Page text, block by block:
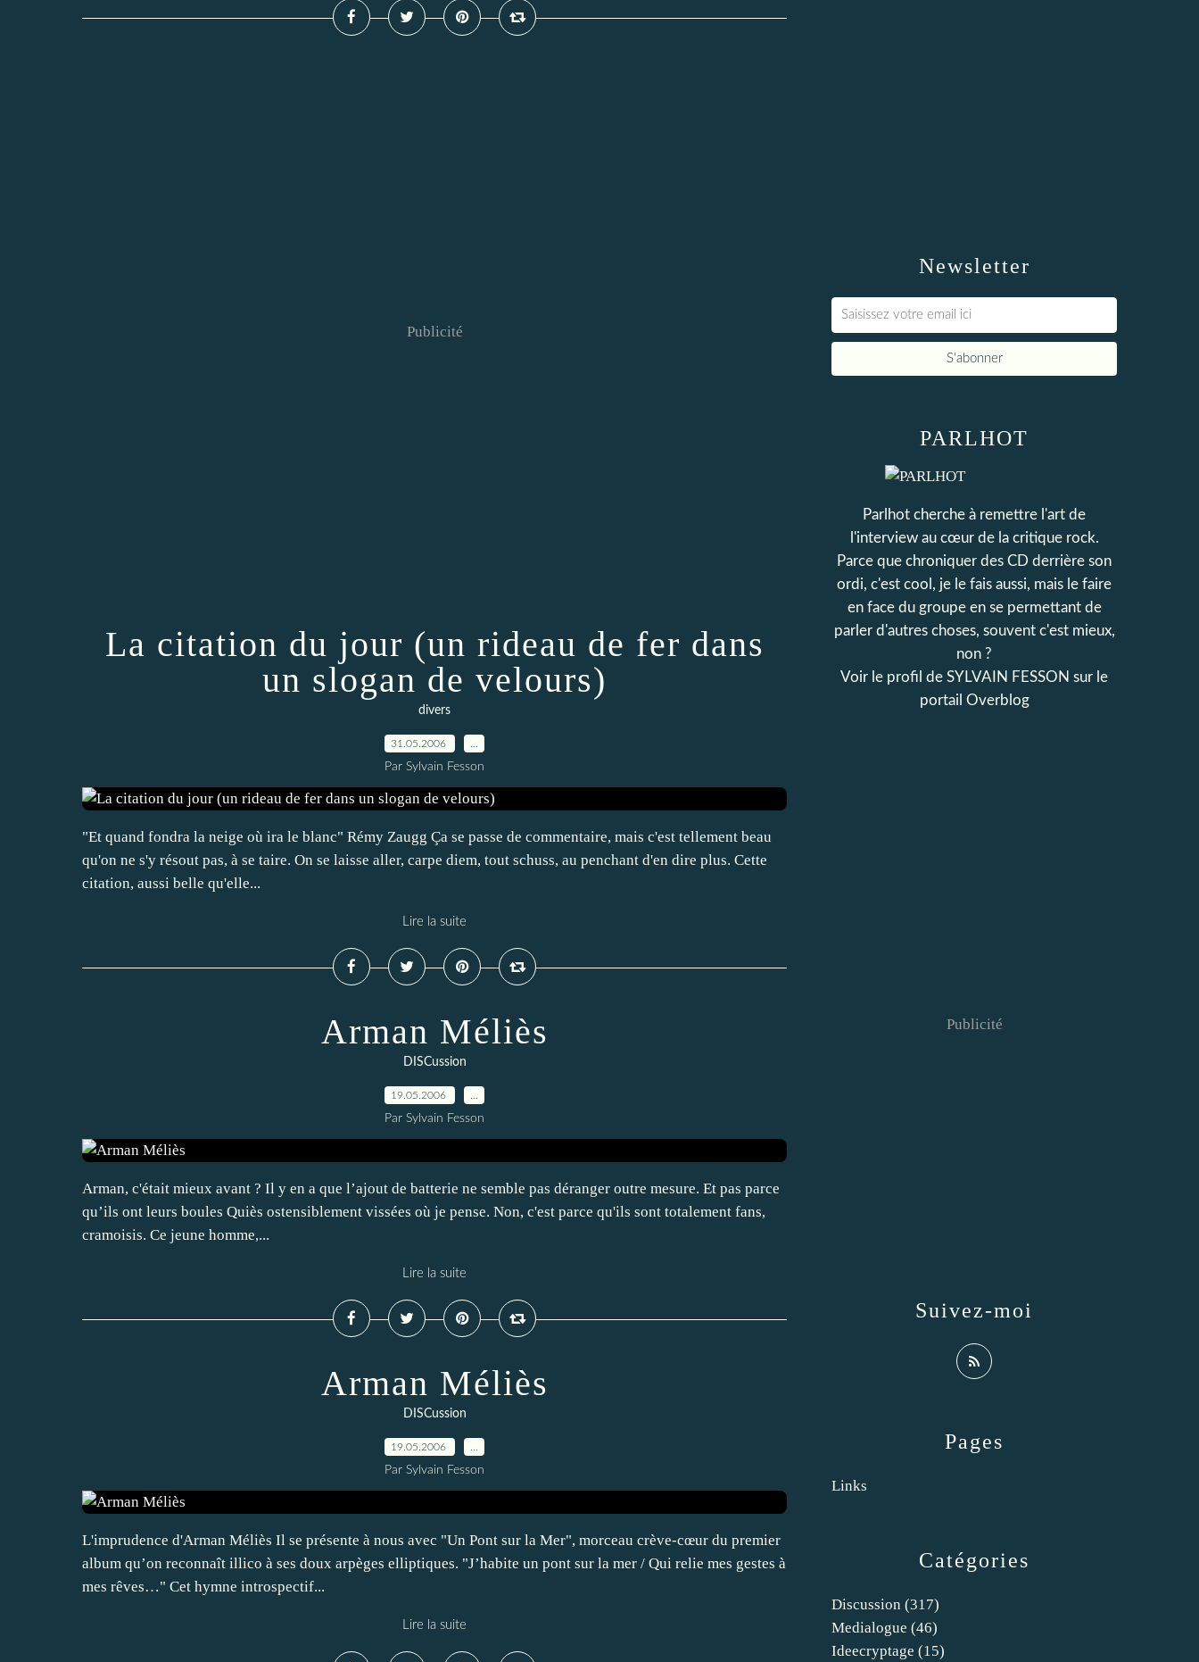
Publicité
La citation du jour (un rideau de fer dans
un slogan de velours)
divers
31.05.2006
Par Sylvain Fesson
"Et quand fondra la neige où ira le blanc" Rémy Zaugg Ça se passe de commentaire, mais c'est tellement beau
qu'on ne s'y résout pas, à se taire. On se laisse aller, carpe diem, tout schuss, au penchant d'en dire plus. Cette
citation, aussi belle qu'elle...
Lire la suite
Arman Méliès
DISCussion
19.05.2006
Par Sylvain Fesson
Arman, c'était mieux avant ? Il y en a que l’ajout de batterie ne semble pas déranger outre mesure. Et pas parce
qu’ils ont leurs boules Quiès ostensiblement vissées où je pense. Non, c'est parce qu'ils sont totalement fans,
cramoisis. Ce jeune homme,...
Lire la suite
Arman Méliès
DISCussion
19.05.2006
Par Sylvain Fesson
L'imprudence d'Arman Méliès Il se présente à nous avec "Un Pont sur la Mer", morceau crève-cœur du premier
album qu’on reconnaît illico à ses doux arpèges elliptiques. "J’habite un pont sur la mer / Qui relie mes gestes à
mes rêves…" Cet hymne introspectif...
Lire la suite
Newsletter
Catégories
Discussion (317)
Medialogue (46)
Ideecryptage (15)
Pages
Links
PARLHOT
Parlhot cherche à remettre l'art de
l'interview au cœur de la critique rock.
Parce que chroniquer des CD derrière son
ordi, c'est cool, je le fais aussi, mais le faire
en face du groupe en se permettant de
parler d'autres choses, souvent c'est mieux,
non ?
Voir le profil de SYLVAIN FESSON sur le
portail Overblog
Suivez-moi
Publicité